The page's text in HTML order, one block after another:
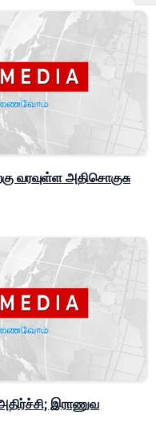
வரவுள்ள அதிசொகுசு
இராணுவ